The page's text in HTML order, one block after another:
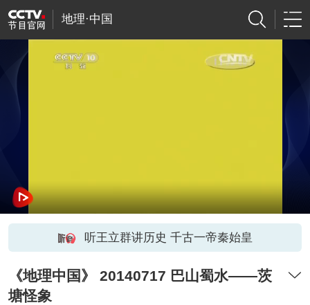
地理·中国
听王立群讲历史 千古一帝秦始皇
《地理中国》 20140717 巴山蜀水——茨
塘怪象